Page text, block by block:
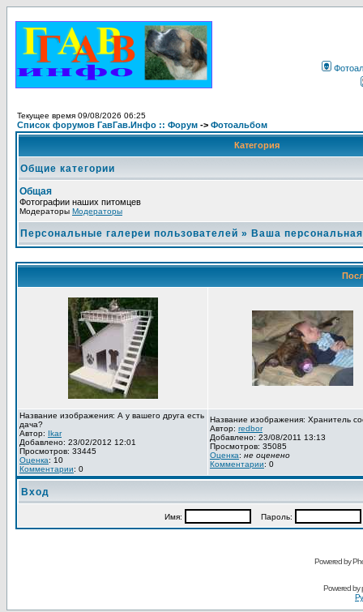
Текущее время 09/08/2026 06:25
Список форумов ГавГав.Инфо :: Форум -> Фотоальбом
Категория
Общие категории
Общая
Фотографии наших питомцев
Модераторы Модераторы
Персональные галереи пользователей » Ваша
Название изображения: А у вашего друга есть
дача?
Автор: Ikar
Добавлено: 23/02/2012 12:01
Просмотров: 33445
Оценка: 10
Комментарии: 0
Название изображения: Хранитель
Автор: redbor
Добавлено: 23/08/2011 13:13
Просмотров: 35085
Оценка: не оценено
Комментарии: 0
Вход
Имя: Пароль:
Powered by
Powered by